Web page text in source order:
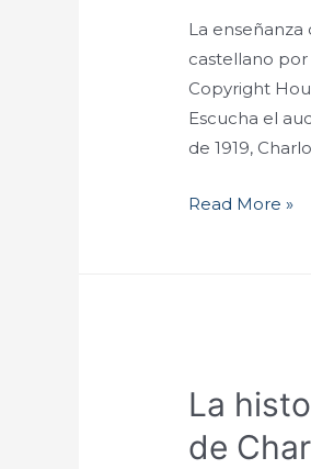
La
castellano por
Copyright
Escucha el
de 1919,
Read More »
La
de